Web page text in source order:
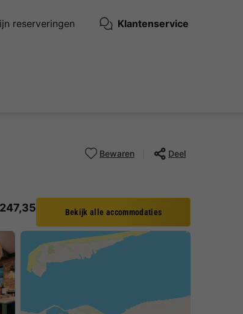
reserveringen Klantenservice
Bekijk alle accommodaties
Bewaren Deel